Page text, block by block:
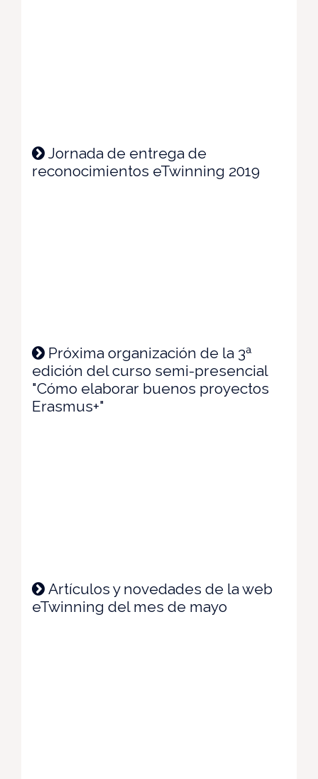
Jornada de entrega de
reconocimientos eTwinning 2019
Próxima organización de la 3ª
edición del curso semi-presencial
"Cómo elaborar buenos proyectos
Erasmus+"
Artículos y novedades de la web
eTwinning del mes de mayo